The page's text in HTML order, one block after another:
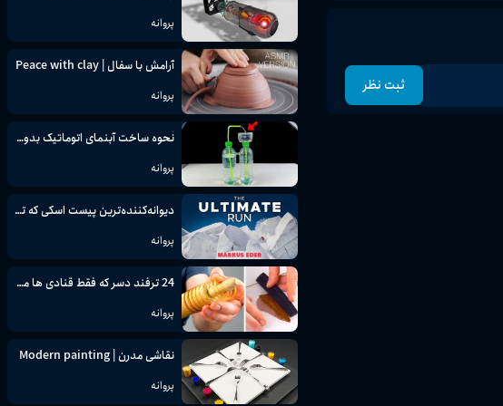
ثبت نظر
پروانه
آرامش با سفال | Peace with clay
پروانه
نحوه ساخت آبنمای اتوماتیک بدون برق | فواره آب بدون وقفه | پروژه علمی
پروانه
دیوانه‌کننده‌ترین پیست اسکی که تا به حال تصور کرده‌اید
پروانه
24 ترفند دسر که فقط قنادی ها می دانند
پروانه
نقاشی مدرن | Modern painting
پروانه